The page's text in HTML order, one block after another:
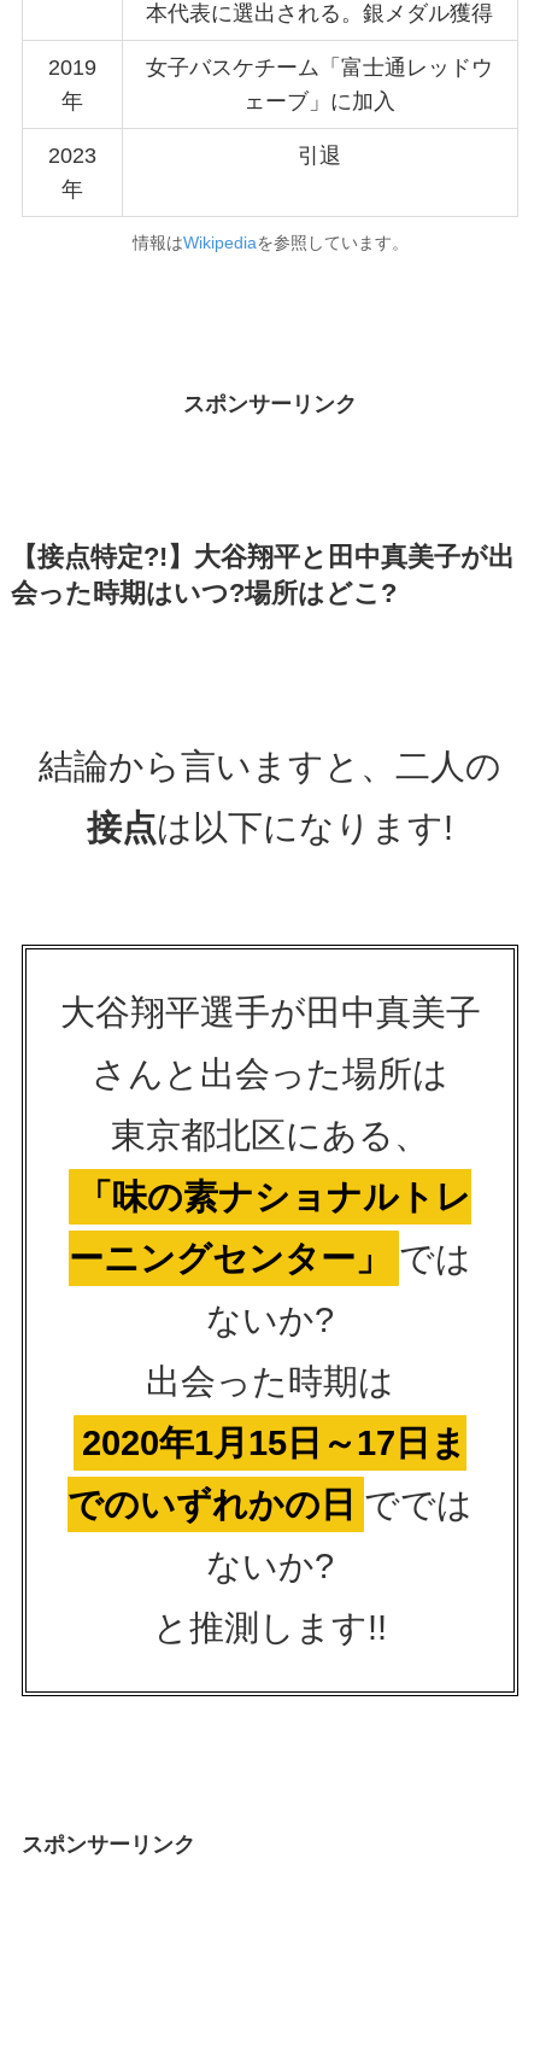
本代表に選出される。銀メダル獲得
2019
年
女子バスケチーム「富士通レッドウ
ェーブ」に加入
2023
年
引退
情報はWikipediaを参照しています。
スポンサーリンク
【接点特定?!】大谷翔平と田中真美子が出
会った時期はいつ?場所はどこ?
結論から言いますと、二人の
接点は以下になります!
大谷翔平選手が田中真美子
さんと出会った場所は
東京都北区にある、
「味の素ナショナルトレ
ーニングセンター」
では
ないか?
出会った時期は
2020年1月15日～17日ま
でのいずれかの日 ででは
ないか?
と推測します!!
スポンサーリンク